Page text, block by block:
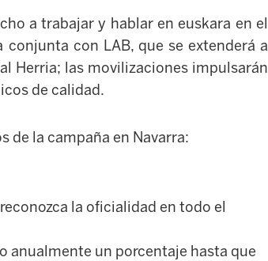
a trabajar y hablar en euskara en el
con LAB, que se extenderá a
Herria; las movilizaciones impulsarán
de calidad.
de la campaña en Navarra:
la oficialidad en todo el
anualmente un porcentaje hasta que